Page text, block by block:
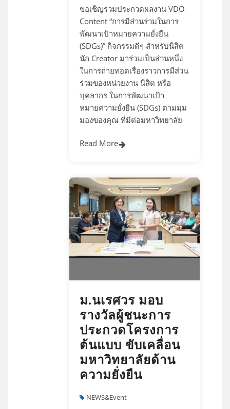
ขอเชิญร่วมประกวดผลงาน VDO
Content “การมีส่วนร่วมในการ
พัฒนาเป้าหมายความยั่งยืน
(SDGs)” กิจกรรมดีๆ สำหรับนิสิต
นัก Creator มาร่วมเป็นส่วนหนึ่ง
ในการถ่ายทอดเรื่องราวการมีส่วน
ร่วมของหน่วยงาน นิสิต หรือ
บุคลากร ในการพัฒนาเป้า
หมายความยั่งยืน (SDGs) ตามมุม
มองของคุณ ที่มีต่อมหาวิทยาลัย
Read More
ม.นเรศวร มอบ
รางวัลผู้ชนะการ
ประกวดโครงการ
ต้นแบบ ขับเคลื่อน
มหาวิทยาลัยด้าน
ความยั่งยืน
NEWS&Event